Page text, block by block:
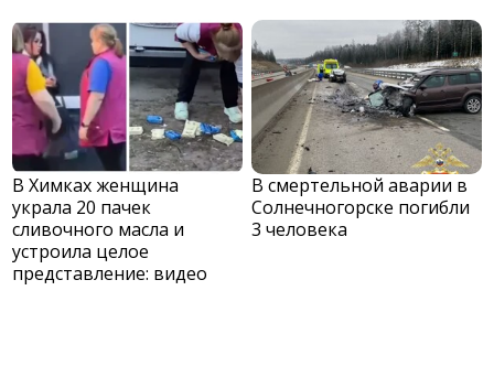
В Химках женщина
украла 20 пачек
сливочного масла и
устроила целое
представление: видео
В смертельной аварии в
Солнечногорске погибли
3 человека